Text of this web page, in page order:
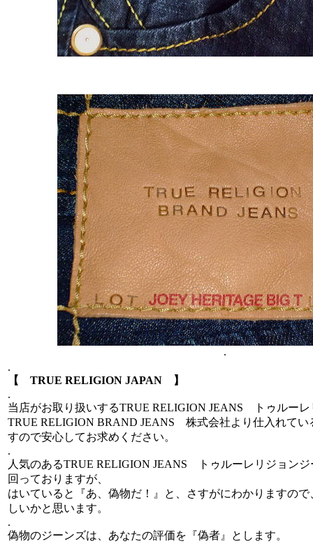
.
.
【 TRUE RELIGION JAPAN 】
.
当店がお取り扱いするTRUE RELIGION JEANS トゥルー
TRUE RELIGION BRAND JEANS 株式会社より仕入れてい
すので安心してお求めください。
.
人気のあるTRUE RELIGION JEANS トゥルーレリジョン
回っておりますが、
はいていると『あ、偽物だ！』と、さすがにわかりますの
しいかと思います。
.
偽物のジーンズは、あなたの評価を『偽者』とします。